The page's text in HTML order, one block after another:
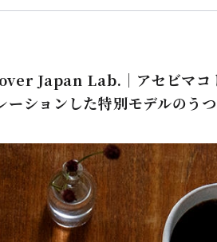
Japan Lab.｜アセビマコ
ーションした特別モデルのう